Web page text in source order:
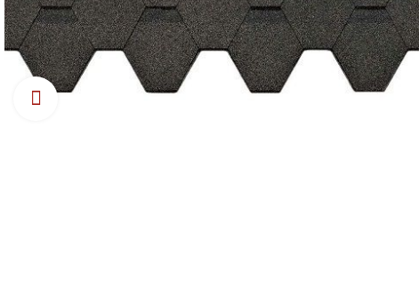
Натисніть, щоб збільшити зображення